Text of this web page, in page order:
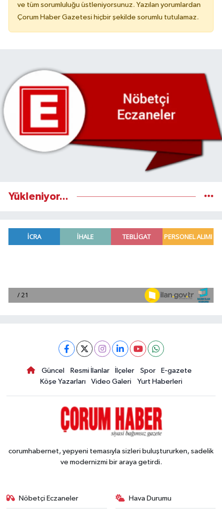
ve tüm sorumluluğu üstleniyorsunuz. Yazılan yorumlardan
Çorum Haber Gazetesi hiçbir şekilde sorumlu tutulamaz.
Yükleniyor...
Güncel Resmi İlanlar İlçeler Spor
E-gazete
Köşe Yazarları
Video Galeri Yurt Haberleri
corumhabernet, yepyeni temasıyla sizleri buluştururken, sadelik
ve modernizmi bir araya getirdi.
Nöbetçi Eczaneler Hava Durumu